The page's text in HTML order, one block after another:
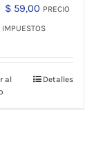
El
precio
$ 64,00.
$ 59,00El
precio
$ 59,00.
PRECIO
IMPUESTOS
al
Detalles